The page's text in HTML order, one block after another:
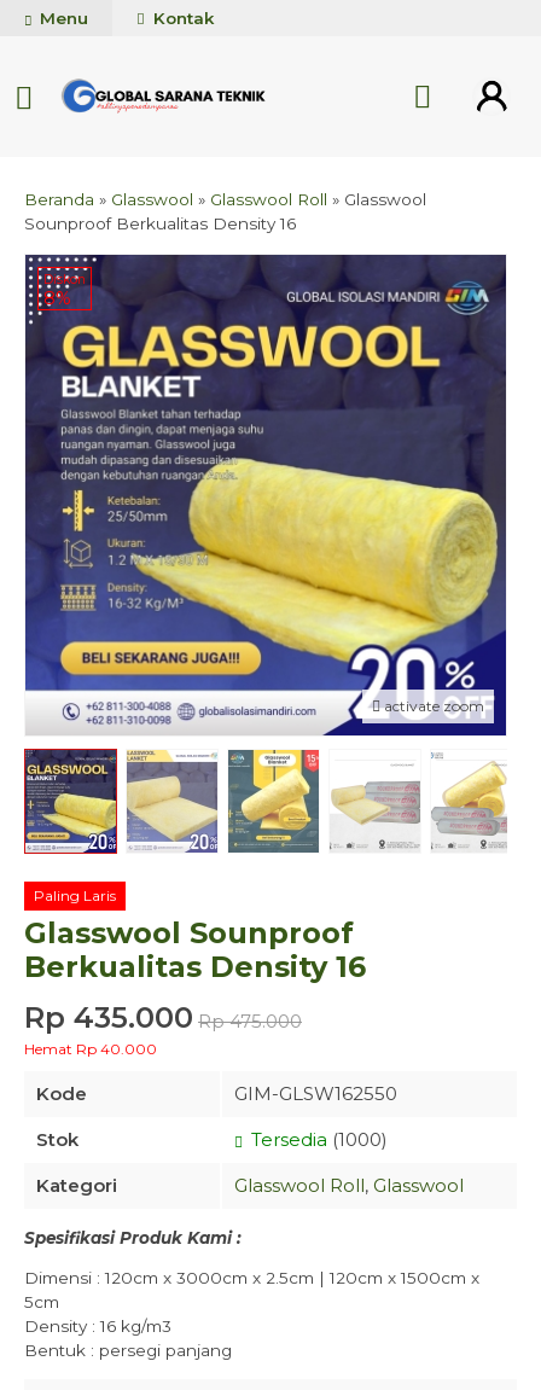
Menu Kontak
Beranda » Glasswool » Glasswool Roll » Glasswool
Sounproof Berkualitas Density 16
activate zoom
Diskon
8%
Paling Laris
Glasswool Sounproof
Berkualitas Density 16
Rp 435.000 Rp 475.000
Hemat Rp 40.000
Kode
GIM-GLSW162550
Stok
Tersedia (1000)
Kategori
Glasswool Roll, Glasswool
Spesifikasi Produk Kami :
Dimensi : 120cm x 3000cm x 2.5cm | 120cm x 1500cm x
5cm
Density : 16 kg/m3
Bentuk : persegi panjang